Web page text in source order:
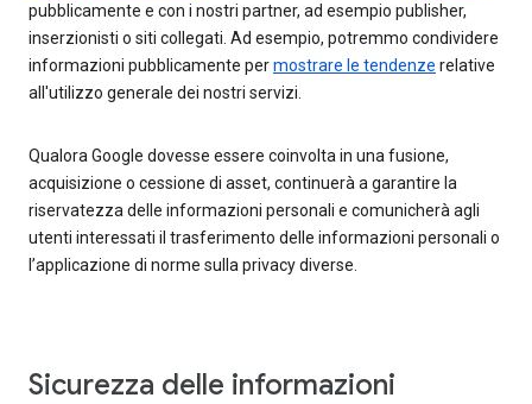
pubblicamente e con i nostri partner, ad esempio publisher,
inserzionisti o siti collegati. Ad esempio, potremmo condividere
informazioni pubblicamente permostrare le tendenze relative
all'utilizzo generale dei nostri servizi.
Qualora Google dovesse essere coinvolta in una fusione,
acquisizione o cessione di asset, continuerà a garantire la
riservatezza delle informazioni personali e comunicherà agli
utenti interessati il trasferimento delle informazioni personali o
l’applicazione di norme sulla privacy diverse.
Sicurezza delle informazioni